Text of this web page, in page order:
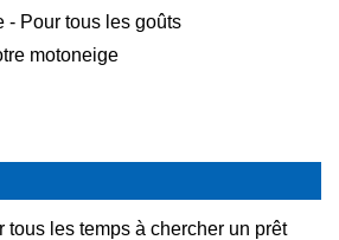
- Pour tous les goûts
motoneige
tous les temps à chercher un prêt